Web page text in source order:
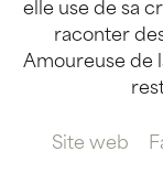
elle use de sa
raconter
Amoureuse de
Site web